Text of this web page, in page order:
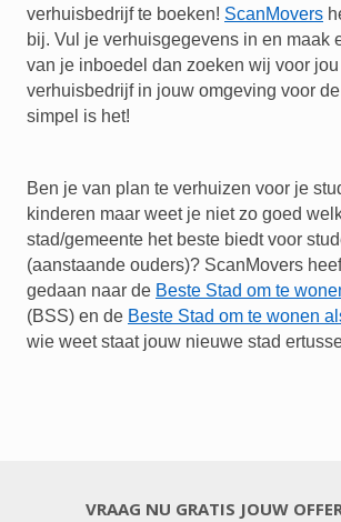
verhuisbedrijf te boeken! ScanMovers
bij. Vul je verhuisgegevens in en maak
van je inboedel dan zoeken wij voor
verhuisbedrijf in jouw omgeving voor
simpel is het!
Ben je van plan te verhuizen voor je
kinderen maar weet je niet zo goed
stad/gemeente het beste biedt voor
(aanstaande ouders)? ScanMovers
gedaan naar de Beste Stad om te
(BSS) en de Beste Stad om te wonen
wie weet staat jouw nieuwe stad
VRAAG NU GRATIS JOUW